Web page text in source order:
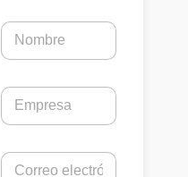
e
s
j
d
n
N
m
rE
p
eC